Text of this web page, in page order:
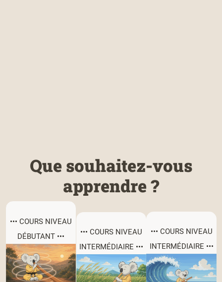
Que souhaitez-vous
apprendre ?
••• COURS NIVEAU
DÉBUTANT •••
••• COURS NIVEAU
INTERMÉDIAIRE •••
••• COURS NIVEAU
INTERMÉDIAIRE •••